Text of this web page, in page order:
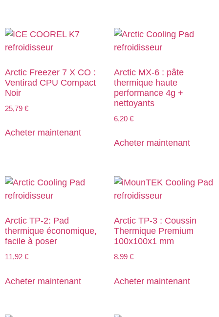
Arctic Freezer 7 X CO :
Ventirad CPU Compact
Noir
25,79 €
Acheter maintenant
Arctic MX-6 : pâte
thermique haute
performance 4g +
nettoyants
6,20 €
Acheter maintenant
Arctic TP-2: Pad
thermique économique,
facile à poser
11,92 €
Acheter maintenant
Arctic TP-3 : Coussin
Thermique Premium
100x100x1 mm
8,99 €
Acheter maintenant